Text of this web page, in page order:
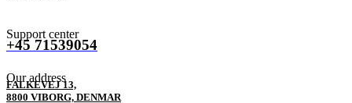
Support center
+45 71539054
Our address
FALKEVEJ 13,
8800 VIBORG, DENMAR